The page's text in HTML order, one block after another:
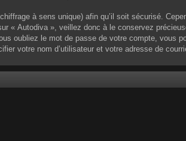
à sens unique) afin qu’il soit sécurisé.
« Autodiva », veillez donc à le conservez
oubliez le mot de passe de votre compte, vous
votre nom d’utilisateur et votre adresse de